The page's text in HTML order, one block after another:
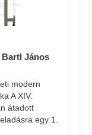
Bartl János
modern
A XIV.
átadott
egy 1.